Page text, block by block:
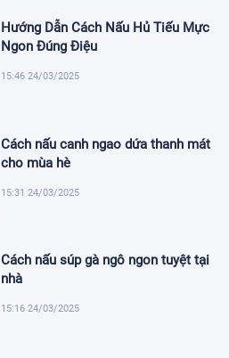
Hướng Dẫn Cách Nấu Hủ Tiếu Mực
Ngon Đúng Điệu
15:46 24/03/2025
Cách nấu canh ngao dứa thanh mát
cho mùa hè
15:31 24/03/2025
Cách nấu súp gà ngô ngon tuyệt tại
nhà
15:16 24/03/2025